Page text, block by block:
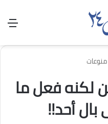
منوعات
لكنه فعل ما
أحد!!